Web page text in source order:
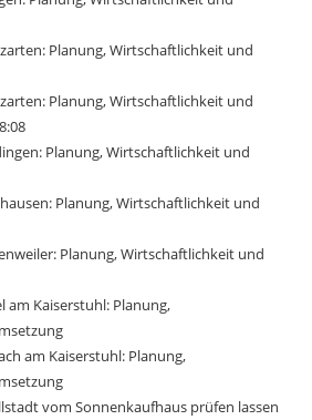
Planung, Wirtschaftlichkeit und
Planung, Wirtschaftlichkeit und
Planung, Wirtschaftlichkeit und
Planung, Wirtschaftlichkeit und
Planung, Wirtschaftlichkeit und
am Kaiserstuhl: Planung,
am Kaiserstuhl: Planung,
vom Sonnenkaufhaus prüfen lassen